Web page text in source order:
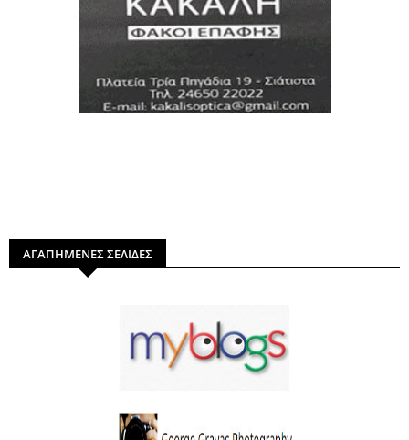
ΑΓΑΠΗΜΕΝΕΣ ΣΕΛΙΔΕΣ